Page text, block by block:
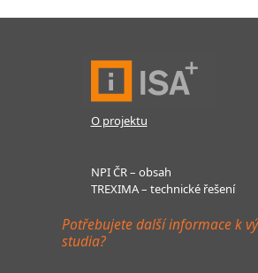
O projektu
NPI ČR – obsah
TREXIMA – technické řešení
Potřebujete další informace k
studia?